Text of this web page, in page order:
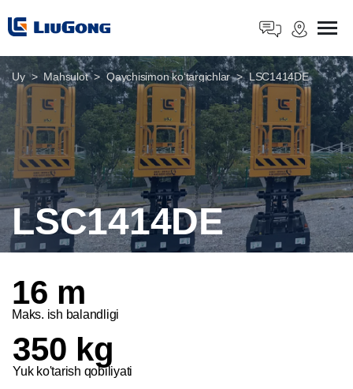
LSC1414DE
16 m
Maks. ish balandligi
350 kg
Yuk ko'tarish qobiliyati
Uy Mahsulot Qaychisimon koʻtargichlar LSC1414DE